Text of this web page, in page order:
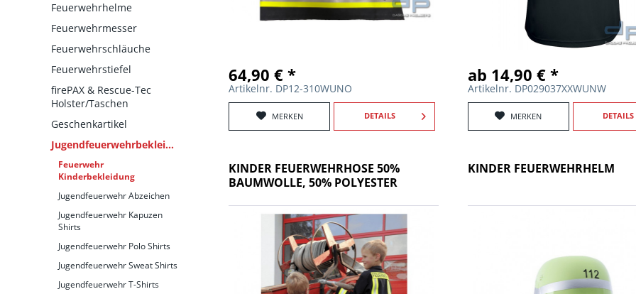
Feuerwehrhelme
Feuerwehrmesser
Feuerwehrschläuche
Feuerwehrstiefel
firePAX & Rescue-Tec
Holster/Taschen
Geschenkartikel
Jugendfeuerwehrbekleidung
Feuerwehr
Kinderbekleidung
Jugendfeuerwehr Abzeichen
Jugendfeuerwehr Kapuzen
Shirts
Jugendfeuerwehr Polo Shirts
Jugendfeuerwehr Sweat Shirts
Jugendfeuerwehr T-Shirts
64,90 € *
Artikelnr. DP12-310WUNO
MERKEN DETAILS
ab 14,90 € *
Artikelnr. DP029037XXWUNW
MERKEN DETAILS
KINDER FEUERWEHRHOSE 50%
BAUMWOLLE, 50% POLYESTER
KINDER FEUERWEHRHELM